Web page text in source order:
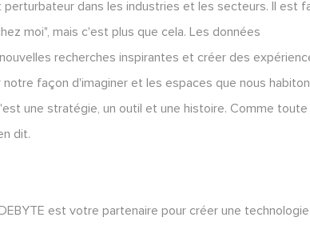
perturbateur dans les industries et les secteurs. Il est
moi", mais c'est plus que cela. Les données
recherches inspirantes et créer des
façon d'imaginer et les espaces que nous
une stratégie, un outil et une histoire. Comme toute
dit.
est votre partenaire pour créer une technologie